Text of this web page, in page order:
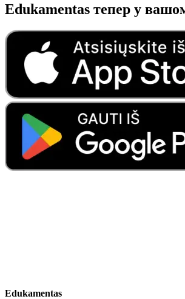
Edukamentas тепер у
Edukamentas